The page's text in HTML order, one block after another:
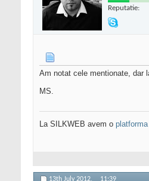
Reputatie:
Am notat cele mentionate, dar
MS.
La SILKWEB avem o
13th July 2012, 11:39